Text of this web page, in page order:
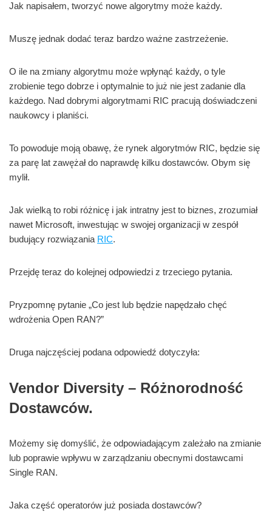
Jak napisałem, tworzyć nowe algorytmy może każdy.
Muszę jednak dodać teraz bardzo ważne zastrzeżenie.
O ile na zmiany algorytmu może wpłynąć każdy, o tyle
zrobienie tego dobrze i optymalnie to już nie jest zadanie dla
każdego. Nad dobrymi algorytmami RIC pracują doświadczeni
naukowcy i planiści.
To powoduje moją obawę, że rynek algorytmów RIC, będzie się
za parę lat zawężał do naprawdę kilku dostawców. Obym się
mylił.
Jak wielką to robi różnicę i jak intratny jest to biznes, zrozumiał
nawet Microsoft, inwestując w swojej organizacji w zespół
budujący rozwiązania RIC.
Przejdę teraz do kolejnej odpowiedzi z trzeciego pytania.
Pryzpomnę pytanie „Co jest lub będzie napędzało chęć
wdrożenia Open RAN?”
Druga najczęściej podana odpowiedź dotyczyła:
Vendor Diversity – Różnorodność
Dostawców.
Możemy się domyślić, że odpowiadającym zależało na zmianie
lub poprawie wpływu w zarządzaniu obecnymi dostawcami
Single RAN.
Jaka część operatorów już posiada dostawców?